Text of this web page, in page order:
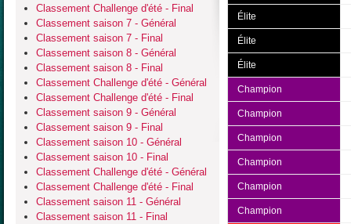
Classement Challenge d'été - Final
Classement saison 7 - Général
Classement saison 7 - Final
Classement saison 8 - Général
Classement saison 8 - Final
Classement Challenge d'été - Général
Classement Challenge d'été - Final
Classement saison 9 - Général
Classement saison 9 - Final
Classement saison 10 - Général
Classement saison 10 - Final
Classement Challenge d'été - Général
Classement Challenge d'été - Final
Classement saison 11 - Général
Classement saison 11 - Final
Élite
Élite
Élite
Champion
Champion
Champion
Champion
Champion
Champion